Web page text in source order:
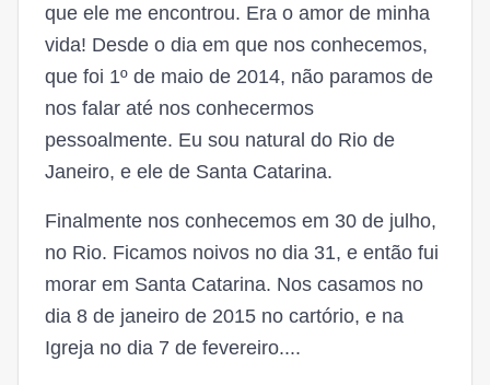
que ele me encontrou. Era o amor de minha
vida! Desde o dia em que nos conhecemos,
que foi 1º de maio de 2014, não paramos de
nos falar até nos conhecermos
pessoalmente. Eu sou natural do Rio de
Janeiro, e ele de Santa Catarina.
Finalmente nos conhecemos em 30 de julho,
no Rio. Ficamos noivos no dia 31, e então fui
morar em Santa Catarina. Nos casamos no
dia 8 de janeiro de 2015 no cartório, e na
Igreja no dia 7 de fevereiro....